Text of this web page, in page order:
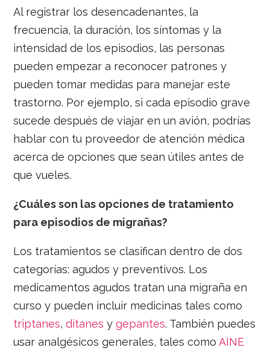
Al registrar los desencadenantes, la
frecuencia, la duración, los síntomas y la
intensidad de los episodios, las personas
pueden empezar a reconocer patrones y
pueden tomar medidas para manejar este
trastorno. Por ejemplo, si cada episodio grave
sucede después de viajar en un avión, podrías
hablar con tu proveedor de atención médica
acerca de opciones que sean útiles antes de
que vueles.
¿Cuáles son las opciones de tratamiento
para episodios de migrañas?
Los tratamientos se clasifican dentro de dos
categorías: agudos y preventivos. Los
medicamentos agudos tratan una migraña en
curso y pueden incluir medicinas tales como
triptanes, ditanes y gepantes. También puedes
usar analgésicos generales, tales como AINE